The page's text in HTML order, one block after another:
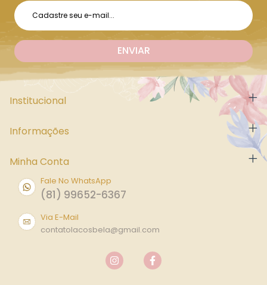
Institucional
Informações
Minha Conta
Fale No WhatsApp
(81) 99652-6367
Via E-Mail
contatolacosbela@gmail.com